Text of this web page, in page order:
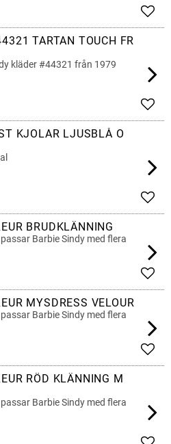
TARTAN TOUCH FR
kläder #44321 från 1979
KJOLAR LJUSBLÅ O
BRUDKLÄNNING
Barbie Sindy med flera
MYSDRESS VELOUR
Barbie Sindy med flera
RÖD KLÄNNING M
Barbie Sindy med flera